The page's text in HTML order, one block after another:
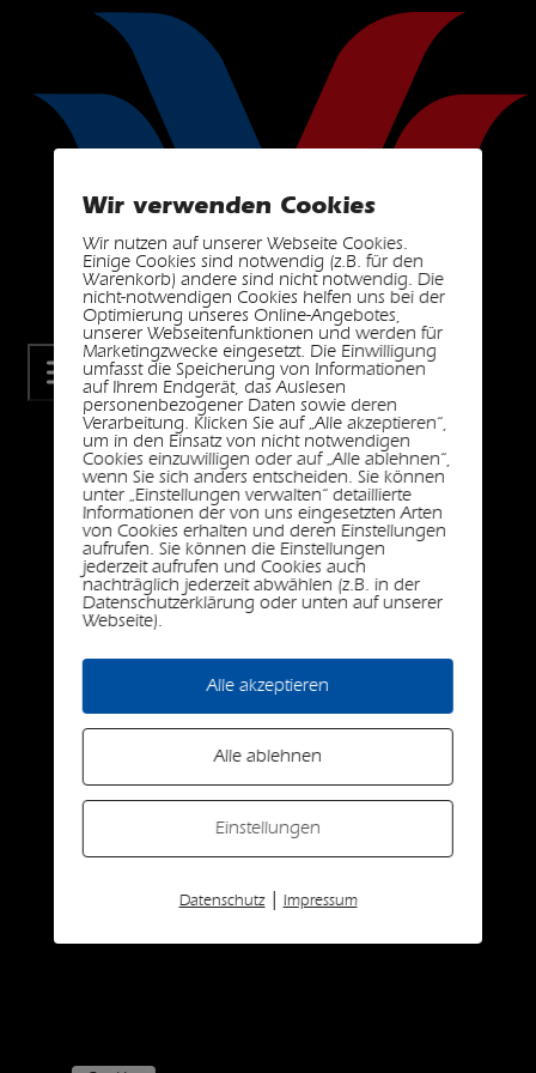
Wir verwenden Cookies
Wir nutzen auf unserer Webseite Cookies.
Einige Cookies sind notwendig (z.B. für den
Warenkorb) andere sind nicht notwendig. Die
nicht-notwendigen Cookies helfen uns bei der
Optimierung unseres Online-Angebotes,
unserer Webseitenfunktionen und werden für
Marketingzwecke eingesetzt. Die Einwilligung
umfasst die Speicherung von Informationen
auf Ihrem Endgerät, das Auslesen
personenbezogener Daten sowie deren
Verarbeitung. Klicken Sie auf „Alle akzeptieren“,
um in den Einsatz von nicht notwendigen
Cookies einzuwilligen oder auf „Alle ablehnen“,
wenn Sie sich anders entscheiden. Sie können
unter „Einstellungen verwalten“ detaillierte
Informationen der von uns eingesetzten Arten
von Cookies erhalten und deren Einstellungen
aufrufen. Sie können die Einstellungen
jederzeit aufrufen und Cookies auch
nachträglich jederzeit abwählen (z.B. in der
Datenschutzerklärung oder unten auf unserer
Webseite).
Alle akzeptieren
Alle ablehnen
Einstellungen
Datenschutz| Impressum